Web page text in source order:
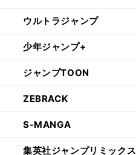
ウルトラジャンプ
少年ジャンプ+
ジャンプTOON
ZEBRACK
S-MANGA
集英社ジャンプリミックス